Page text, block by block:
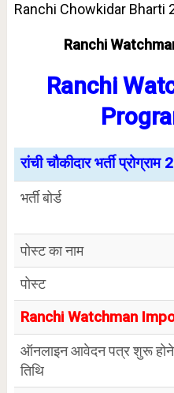
Ranchi Chowkidar Bharti
Ranchi
Ranchi
रांची चौकीदार भर्ती प्रोग्राम
भर्ती बोर्ड
पोस्ट का नाम
पोस्ट
Ranchi Watchman
ऑनलाइन आवेदन पत्र शुरू
तिथि